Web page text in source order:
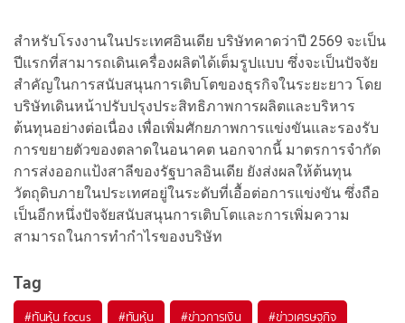
สำหรับโรงงานในประเทศอินเดีย บริษัทคาดว่าปี 2569 จะเป็น
ปีแรกที่สามารถเดินเครื่องผลิตได้เต็มรูปแบบ ซึ่งจะเป็นปัจจัย
สำคัญในการสนับสนุนการเติบโตของธุรกิจในระยะยาว โดย
บริษัทเดินหน้าปรับปรุงประสิทธิภาพการผลิตและบริหาร
ต้นทุนอย่างต่อเนื่อง เพื่อเพิ่มศักยภาพการแข่งขันและรองรับ
การขยายตัวของตลาดในอนาคต นอกจากนี้ มาตรการจำกัด
การส่งออกแป้งสาลีของรัฐบาลอินเดีย ยังส่งผลให้ต้นทุน
วัตถุดิบภายในประเทศอยู่ในระดับที่เอื้อต่อการแข่งขัน ซึ่งถือ
เป็นอีกหนึ่งปัจจัยสนับสนุนการเติบโตและการเพิ่มความ
สามารถในการทำกำไรของบริษัท
Tag
#ทันหุ้น focus #ทันหุ้น #ข่าวการเงิน #ข่าวเศรษฐกิจ